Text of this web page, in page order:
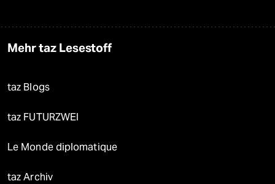
Mehr taz Lesestoff
taz Blogs
taz FUTURZWEI
Le Monde diplomatique
taz Archiv